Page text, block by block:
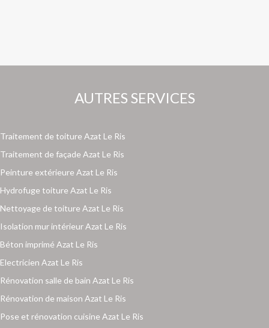
AUTRES SERVICES
Traitement de toiture Azat Le Ris
Traitement de façade Azat Le Ris
Peinture extérieure Azat Le Ris
Hydrofuge toiture Azat Le Ris
Nettoyage de toiture Azat Le Ris
Isolation mur intérieur Azat Le Ris
Béton imprimé Azat Le Ris
Electricien Azat Le Ris
Rénovation salle de bain Azat Le Ris
Rénovation de maison Azat Le Ris
Pose et rénovation cuisine Azat Le Ris